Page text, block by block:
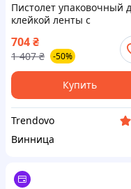
Пистолет упаковочный
клейкой ленты с
эргономичной
для быстрой и точной
склейки
704₴
1 407 ₴ -50%
Купить
Trendovo
Винница